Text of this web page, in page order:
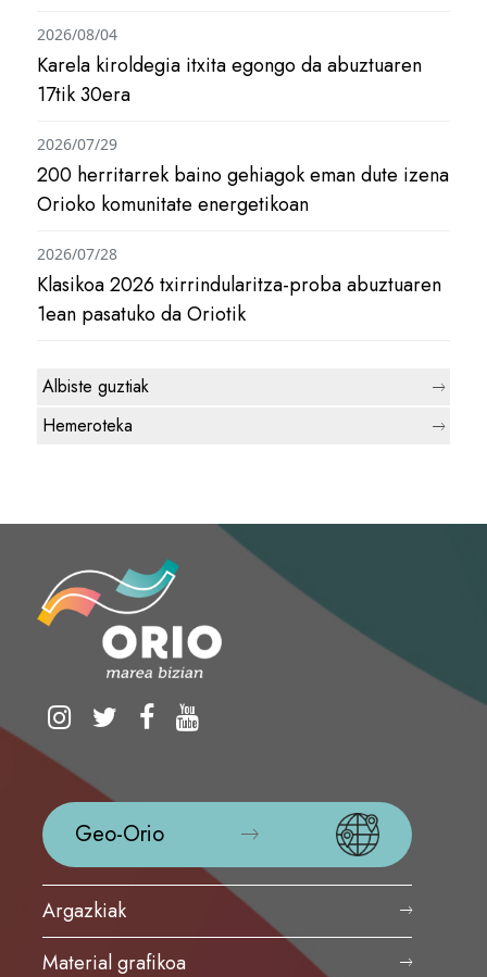
Karela kiroldegia itxita egongo da abuztuaren
17tik 30era
2026/08/04
200 herritarrek baino gehiagok eman dute izena
Orioko komunitate energetikoan
2026/07/29
Klasikoa 2026 txirrindularitza-proba abuztuaren
1ean pasatuko da Oriotik
2026/07/28
Albiste guztiak
Hemeroteka
Geo-Orio
Argazkiak
Material grafikoa